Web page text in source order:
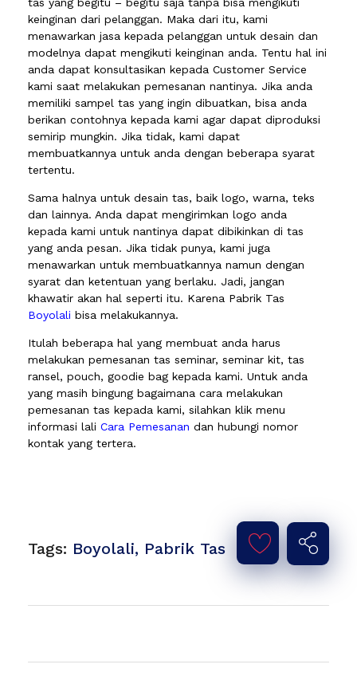
keinginan dari pelanggan. Maka dari itu, kami
menawarkan jasa kepada pelanggan untuk desain dan
modelnya dapat mengikuti keinginan anda. Tentu hal ini
anda dapat konsultasikan kepada Customer Service
kami saat melakukan pemesanan nantinya. Jika anda
memiliki sampel tas yang ingin dibuatkan, bisa anda
berikan contohnya kepada kami agar dapat diproduksi
semirip mungkin. Jika tidak, kami dapat
membuatkannya untuk anda dengan beberapa syarat
tertentu.
Sama halnya untuk desain tas, baik logo, warna, teks
dan lainnya. Anda dapat mengirimkan logo anda
kepada kami untuk nantinya dapat dibikinkan di tas
yang anda pesan. Jika tidak punya, kami juga
menawarkan untuk membuatkannya namun dengan
syarat dan ketentuan yang berlaku. Jadi, jangan
khawatir akan hal seperti itu. Karena Pabrik Tas
Boyolali bisa melakukannya.
Itulah beberapa hal yang membuat anda harus
melakukan pemesanan tas seminar, seminar kit, tas
ransel, pouch, goodie bag kepada kami. Untuk anda
yang masih bingung bagaimana cara melakukan
pemesanan tas kepada kami, silahkan klik menu
informasi lali Cara Pemesanan dan hubungi nomor
kontak yang tertera.
Tags: Boyolali, Pabrik Tas